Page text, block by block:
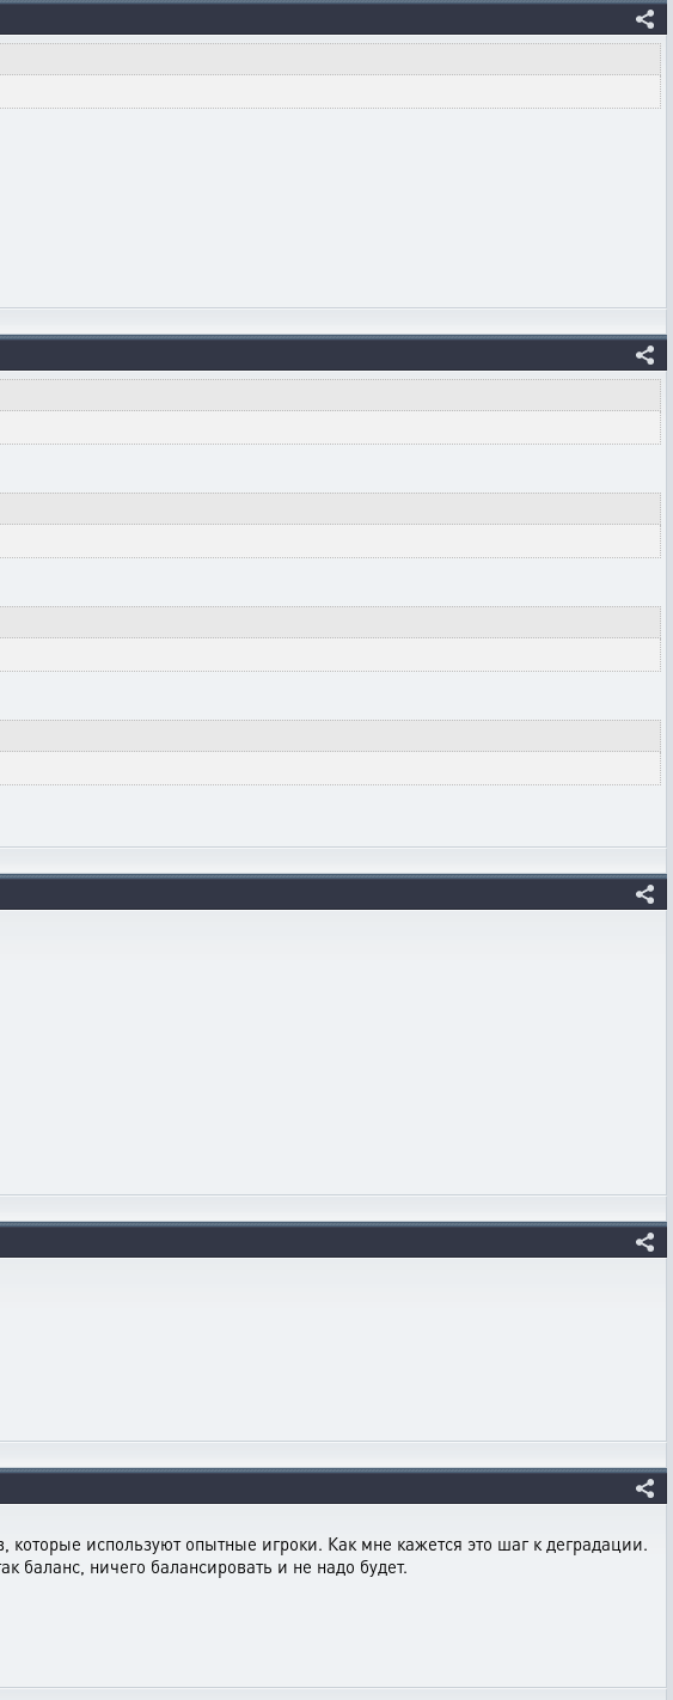
используют опытные игроки. Как мне кажется это шаг к деградации.
баланс, ничего балансировать и не надо будет.